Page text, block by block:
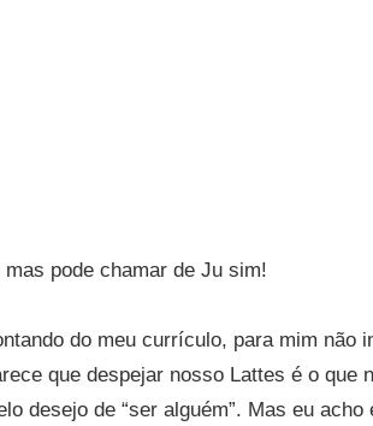
mas pode chamar de Ju sim!
do meu currículo, para mim não
que despejar nosso Lattes é o que
desejo de “ser alguém”. Mas eu acho